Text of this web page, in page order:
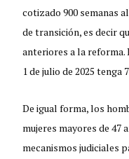
cotizado 900 semanas
de transición, es decir
anteriores a la reforma.
1 de julio de 2025 tenga
De igual forma, los
mujeres mayores de 47
mecanismos judiciales